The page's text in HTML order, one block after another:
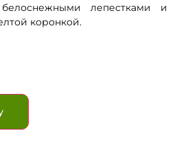
лепестками и
коронкой.